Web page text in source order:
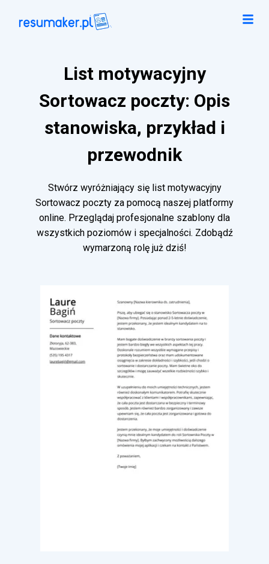
List motywacyjny
Sortowacz poczty: Opis
stanowiska, przykład i
przewodnik
Stwórz wyróżniający się list motywacyjny
Sortowacz poczty za pomocą naszej platformy
online. Przeglądaj profesjonalne szablony dla
wszystkich poziomów i specjalności. Zdobądź
wymarzoną rolę już dziś!